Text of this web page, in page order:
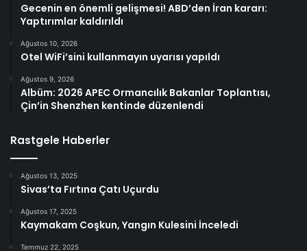
Gecenin en önemli gelişmesi! ABD’den İran kararı:
Yaptırımlar kaldırıldı
Ağustos 10, 2026
Otel WiFi’sini kullanmayın uyarısı yapıldı
Ağustos 9, 2026
Albüm: 2026 APEC Ormancılık Bakanlar Toplantısı,
Çin’in Shenzhen kentinde düzenlendi
Rastgele Haberler
Ağustos 13, 2025
Sivas’ta Fırtına Çatı Uçurdu
Ağustos 17, 2025
Kaymakam Coşkun, Yangın Kulesini İnceledi
Temmuz 22, 2025